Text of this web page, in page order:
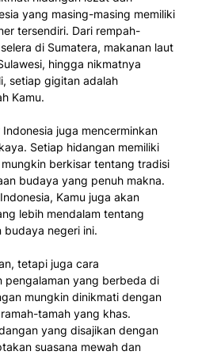
yang masing-masing memiliki
tersendiri. Dari rempah-
di Sumatera, makanan laut
hingga nikmatnya
setiap gigitan adalah
Kamu.
juga mencerminkan
Setiap hidangan memiliki
berkisar tentang tradisi
budaya yang penuh makna.
Kamu juga akan
lebih mendalam tentang
budaya negeri ini.
tetapi juga cara
pengalaman yang berbeda di
mungkin dinikmati dengan
tamah yang khas.
yang disajikan dengan
suasana mewah dan